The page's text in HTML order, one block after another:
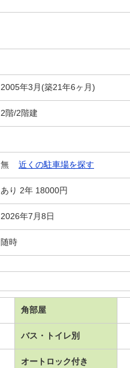
2005年3月(築21年6ヶ月)
2階/2階建
無 近くの駐車場を探す
あり 2年 18000円
2026年7月8日
随時
角部屋
バス・トイレ別
オートロック付き